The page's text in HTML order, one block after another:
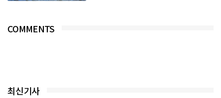
COMMENTS
최신기사